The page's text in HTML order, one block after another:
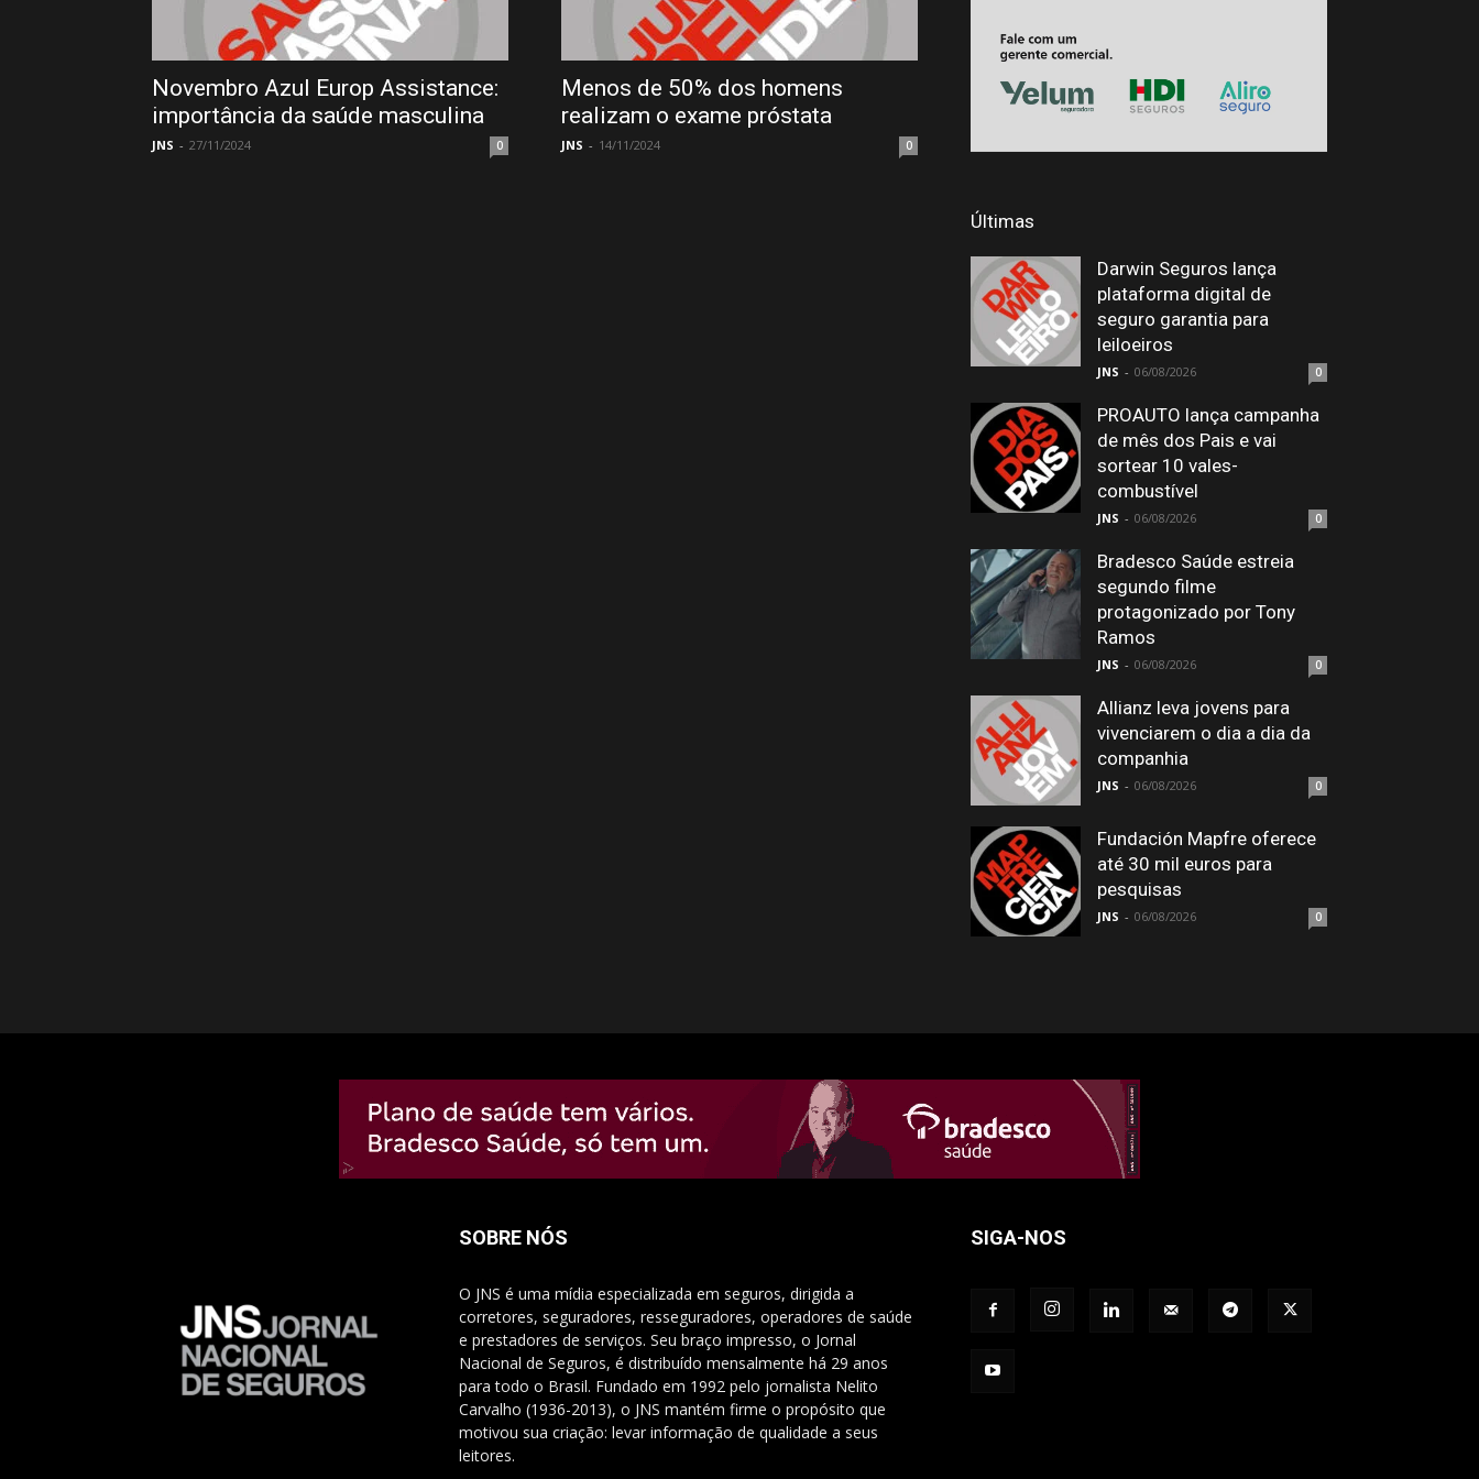
Novembro Azul Europ Assistance:
importância da saúde masculina
JNS - 27/11/2024 0
Menos de 50% dos homens
realizam o exame próstata
JNS - 14/11/2024 0
Últimas
Darwin Seguros lança
plataforma digital de
seguro garantia para
leiloeiros
JNS - 06/08/2026 0
PROAUTO lança campanha
de mês dos Pais e vai
sortear 10 vales-
combustível
JNS - 06/08/2026 0
Bradesco Saúde estreia
segundo filme
protagonizado por Tony
Ramos
JNS - 06/08/2026 0
Allianz leva jovens para
vivenciarem o dia a dia da
companhia
JNS - 06/08/2026 0
Fundación Mapfre oferece
até 30 mil euros para
pesquisas
JNS - 06/08/2026 0
SOBRE NÓS
O JNS é uma mídia especializada em seguros, dirigida a
corretores, seguradores, resseguradores, operadores de saúde
e prestadores de serviços. Seu braço impresso, o Jornal
Nacional de Seguros, é distribuído mensalmente há 29 anos
para todo o Brasil. Fundado em 1992 pelo jornalista Nelito
Carvalho (1936-2013), o JNS mantém firme o propósito que
motivou sua criação: levar informação de qualidade a seus
leitores.
SIGA-NOS